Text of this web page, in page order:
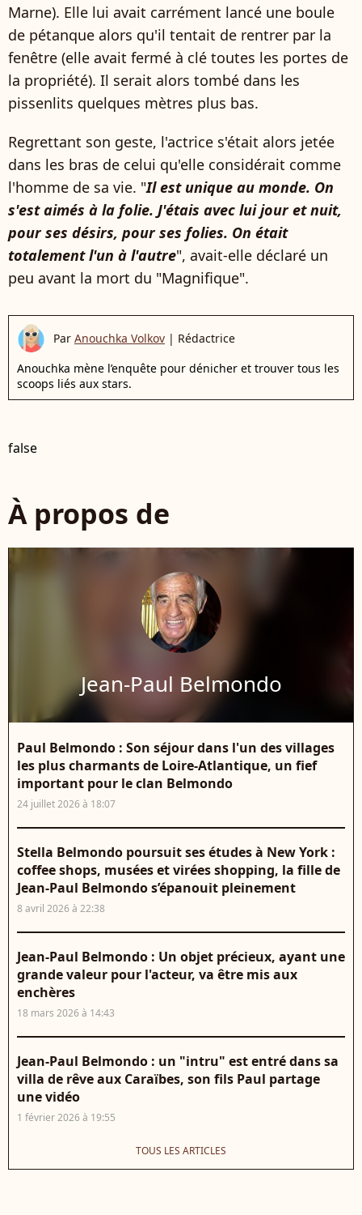
Marne). Elle lui avait carrément lancé une boule
de pétanque alors qu'il tentait de rentrer par la
fenêtre (elle avait fermé à clé toutes les portes de
la propriété). Il serait alors tombé dans les
pissenlits quelques mètres plus bas.
Regrettant son geste, l'actrice s'était alors jetée
dans les bras de celui qu'elle considérait comme
l'homme de sa vie. "Il est unique au monde. On
s'est aimés à la folie. J'étais avec lui jour et nuit,
pour ses désirs, pour ses folies. On était
totalement l'un à l'autre", avait-elle déclaré un
peu avant la mort du "Magnifique".
Par Anouchka Volkov | Rédactrice
Anouchka mène l’enquête pour dénicher et trouver tous les
scoops liés aux stars.
false
À propos de
Jean-Paul Belmondo
Paul Belmondo : Son séjour dans l'un des villages
les plus charmants de Loire-Atlantique, un fief
important pour le clan Belmondo
24 juillet 2026 à 18:07
Stella Belmondo poursuit ses études à New York :
coffee shops, musées et virées shopping, la fille de
Jean-Paul Belmondo s’épanouit pleinement
8 avril 2026 à 22:38
Jean-Paul Belmondo : Un objet précieux, ayant une
grande valeur pour l'acteur, va être mis aux
enchères
18 mars 2026 à 14:43
Jean-Paul Belmondo : un "intru" est entré dans sa
villa de rêve aux Caraïbes, son fils Paul partage
une vidéo
1 février 2026 à 19:55
TOUS LES ARTICLES